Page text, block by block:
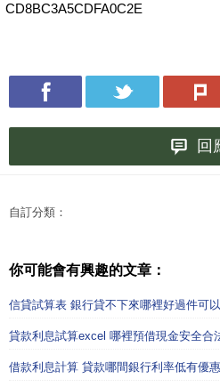
CD8BC3A5CDFA0C2E
回
自訂分類：
你可能會有興趣的文章：
信貸試算表 銀行貸不下來哪裡好過件可
貸款利息試算excel 哪裡預借現金安全合
借款利息計算 貸款哪間銀行利率低有優